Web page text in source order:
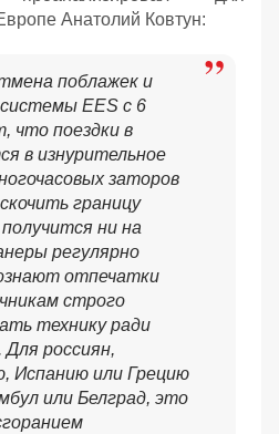
Анатолий Ковтун:
поблажек и
EES с 6
что поездки в
в изнурительное
заторов
границу
ни на
регулярно
отпечатки
строго
технику ради
Для россиян,
Испанию или Грецию
или Белград, это